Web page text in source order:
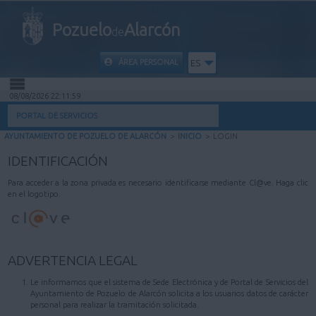
PozuelodeAlarcón
ÁREA PERSONAL ES
INICIO
MI CARPETA
INFORMACIÓN MUNICIPAL
AYUDA
08/08/2026 22:11:59
PORTAL DE SERVICIOS
AYUNTAMIENTO DE POZUELO DE ALARCÓN > INICIO > LOGIN
IDENTIFICACIÓN
Para acceder a la zona privada es necesario identificarse mediante Cl@ve. Haga clic
en el logotipo.
ADVERTENCIA LEGAL
Le informamos que el sistema de Sede Electrónica y de Portal de Servicios del
Ayuntamiento de Pozuelo de Alarcón solicita a los usuarios datos de carácter
personal para realizar la tramitación solicitada.